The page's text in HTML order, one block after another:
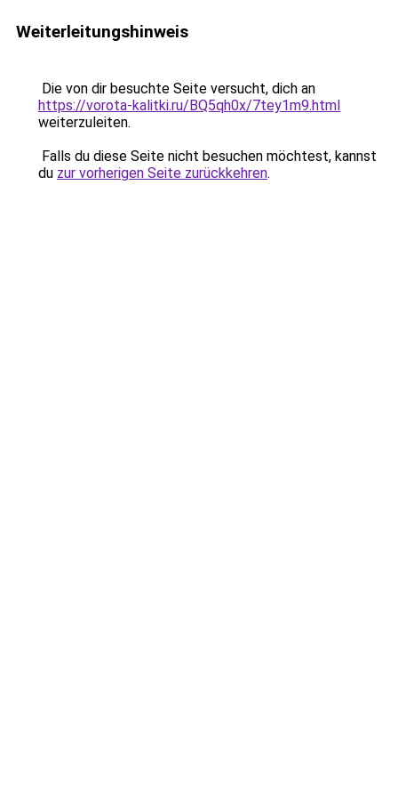
Weiterleitungshinweis
Die von dir besuchte Seite versucht, dich an
https://vorota-kalitki.ru/BQ5qh0x/7tey1m9.html
weiterzuleiten.
Falls du diese Seite nicht besuchen möchtest, kannst
du zur vorherigen Seite zurückkehren.